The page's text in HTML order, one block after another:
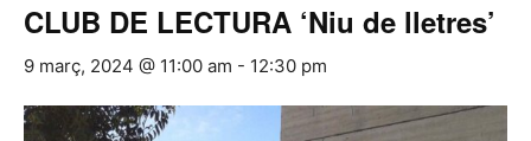
CLUB DE LECTURA ‘Niu de lletres’
9 març, 2024 @ 11:00 am - 12:30 pm